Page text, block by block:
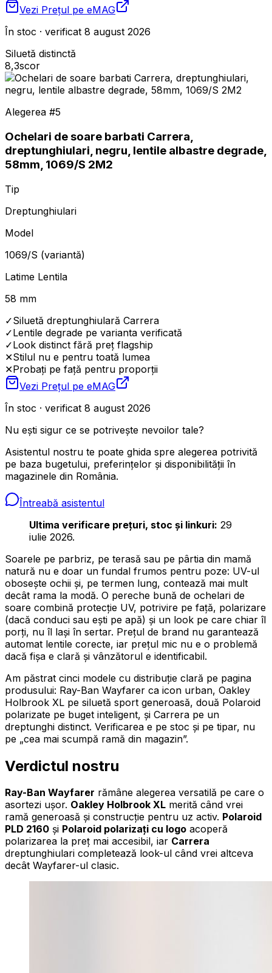
Vezi Prețul pe eMAG
În stoc · verificat 8 august 2026
Siluetă distinctă
8,3scor
Alegerea #5
Ochelari de soare barbati Carrera,
dreptunghiulari, negru, lentile albastre degrade,
58mm, 1069/S 2M2
Tip
Dreptunghiulari
Model
1069/S (variantă)
Latime Lentila
58 mm
✓Siluetă dreptunghiulară Carrera
✓Lentile degrade pe varianta verificată
✓Look distinct fără preț flagship
✕Stilul nu e pentru toată lumea
✕Probați pe față pentru proporții
Vezi Prețul pe eMAG
În stoc · verificat 8 august 2026
Nu ești sigur ce se potrivește nevoilor tale?
Asistentul nostru te poate ghida spre alegerea potrivită
pe baza bugetului, preferințelor și disponibilității în
magazinele din România.
Întreabă asistentul
Ultima verificare prețuri, stoc și linkuri: 29
iulie 2026.
Soarele pe parbriz, pe terasă sau pe pârtia din mamă
natură nu e doar un fundal frumos pentru poze: UV-ul
obosește ochii și, pe termen lung, contează mai mult
decât rama la modă. O pereche bună de ochelari de
soare combină protecție UV, potrivire pe față, polarizare
(dacă conduci sau ești pe apă) și un look pe care chiar îl
porți, nu îl lași în sertar. Prețul de brand nu garantează
automat lentile corecte, iar prețul mic nu e o problemă
dacă fișa e clară și vânzătorul e identificabil.
Am păstrat cinci modele cu distribuție clară pe pagina
produsului: Ray-Ban Wayfarer ca icon urban, Oakley
Holbrook XL pe siluetă sport generoasă, două Polaroid
polarizate pe buget inteligent, și Carrera pe un
dreptunghi distinct. Verificarea e pe stoc și pe tipar, nu
pe „cea mai scumpă ramă din magazin”.
Verdictul nostru
Ray-Ban Wayfarer rămâne alegerea versatilă pe care o
asortezi ușor. Oakley Holbrook XL merită când vrei
ramă generoasă și construcție pentru uz activ. Polaroid
PLD 2160 și Polaroid polarizați cu logo acoperă
polarizarea la preț mai accesibil, iar Carrera
dreptunghiulari completează look-ul când vrei altceva
decât Wayfarer-ul clasic.